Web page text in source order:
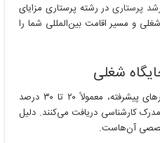
پرستاری در رشته پرستاری مزایای
و مسیر اقامت بین‌المللی شما را
شغلی
پرستاران دارای مدرک ارشد در کشورهای پیشرفته، معمولاً ۲۰ تا ۳۰ درصد
کارشناسی دریافت می‌کنند. دلیل
آن‌هاست.